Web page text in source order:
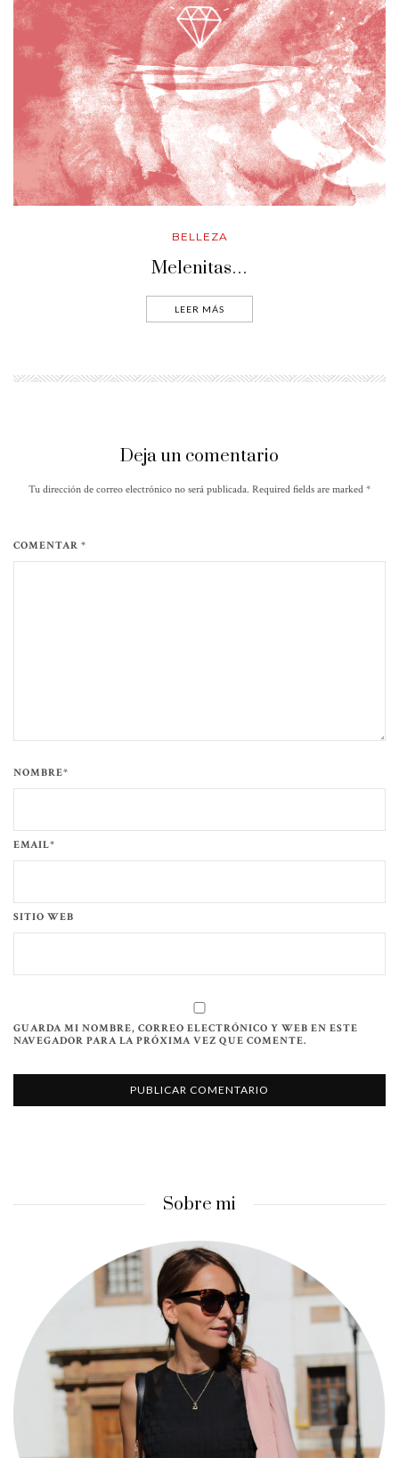
BELLEZA
Melenitas…
LEER MÁS
Deja un comentario
Tu dirección de correo electrónico no será publicada. Required fields are marked *
COMENTAR *
NOMBRE*
EMAIL*
SITIO WEB
GUARDA MI NOMBRE, CORREO ELECTRÓNICO Y WEB EN ESTE
NAVEGADOR PARA LA PRÓXIMA VEZ QUE COMENTE.
Sobre mi